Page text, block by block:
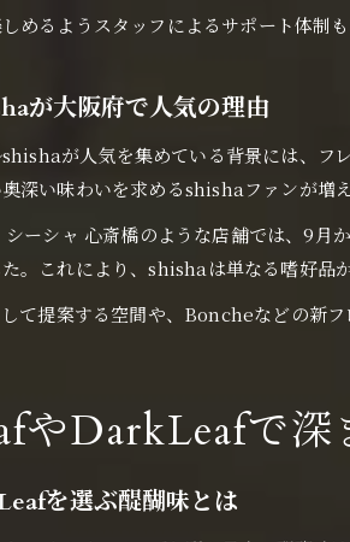
めるようスタッフによるサポート体制
が大阪府で人気の理由
が人気を集めている背景には、
深い味わいを求めるshishaファンが増え
シーシャ 心斎橋のような店舗では、9
。これにより、shishaは単なる嗜好品
て提案する空間や、Boncheなどの新
やDarkLeafで深
を選ぶ醍醐味とは